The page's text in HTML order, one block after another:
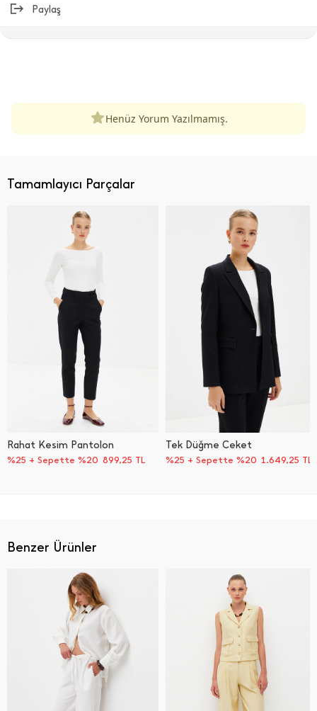
Paylaş
Henüz Yorum Yazılmamış.
Benzer Ürünler
Tamamlayıcı Parçalar
Rahat Kesim Pantolon
%25 + Sepette %20 899,25 TL
Tek Düğme Ceket
%25 + Sepette %20 1.649,25 TL